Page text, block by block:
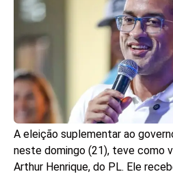
A eleição suplementar ao
neste domingo (21), teve como
Arthur Henrique, do PL. Ele